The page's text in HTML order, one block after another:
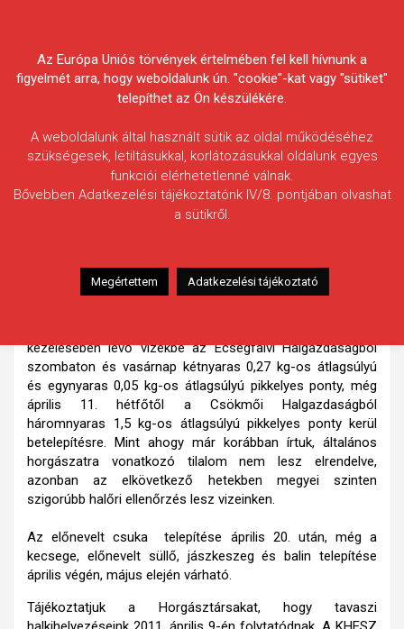
Egyesületek Szövetsége
HÍREK
Folytatódnak a tavaszi
2011.04.07. morneo.it
kezelésében lévő vizekbe az Ecsegfalvi Halgazdaságból
szombaton és vasárnap kétnyaras 0,27 kg-os átlagsúlyú
és egynyaras 0,05 kg-os átlagsúlyú pikkelyes ponty, még
április 11. hétfőtől a Csökmői Halgazdaságból
háromnyaras 1,5 kg-os átlagsúlyú pikkelyes ponty kerül
betelepítésre. Mint ahogy már korábban írtuk, általános
horgászatra vonatkozó tilalom nem lesz elrendelve,
azonban az elkövetkező hetekben megyei szinten
szigorúbb halőri ellenőrzés lesz vizeinken.
Az előnevelt csuka telepítése április 20. után, még a
kecsege, előnevelt süllő, jászkeszeg és balin telepítése
április végén, május elején várható.
Tájékoztatjuk a Horgásztársakat, hogy tavaszi
Az Európa Uniós törvények értelmében fel kell hívnunk a
figyelmét arra, hogy weboldalunk ún. "cookie"-kat vagy "sütiket"
telepíthet az Ön készülékére.
A weboldalunk által használt sütik az oldal működéséhez
szükségesek, letiltásukkal, korlátozásukkal oldalunk egyes
funkciói elérhetetlenné válnak.
Bővebben Adatkezelési tájékoztatónk IV/8. pontjában olvashat
a sütikről.
Megértettem Adatkezelési tájékoztató